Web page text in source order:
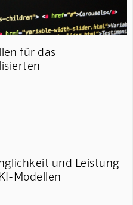
für das
und Leistung
Modellen